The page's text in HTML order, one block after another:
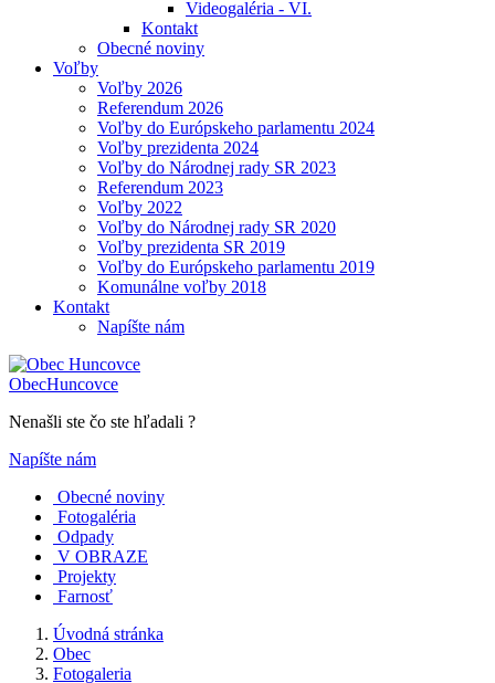
Videogaléria - VI.
Kontakt
Obecné noviny
Voľby
Voľby 2026
Referendum 2026
Voľby do Európskeho parlamentu 2024
Voľby prezidenta 2024
Voľby do Národnej rady SR 2023
Referendum 2023
Voľby 2022
Voľby do Národnej rady SR 2020
Voľby prezidenta SR 2019
Voľby do Európskeho parlamentu 2019
Komunálne voľby 2018
Kontakt
Napíšte nám
ObecHuncovce
Nenašli ste čo ste hľadali ?
Napíšte nám
Obecné noviny
Fotogaléria
Odpady
V OBRAZE
Projekty
Farnosť
Úvodná stránka
Obec
Fotogaleria